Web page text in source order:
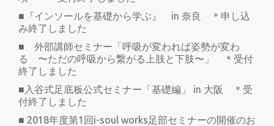
■『インソールを基礎から学ぶ』 in 奈良 ＊申し込
み終了しました
■ 外部講師セミナー「呼吸が変われば姿勢が変わ
る 〜ただの呼吸から繋がる上肢と下肢〜」 ＊受付
終了しました
■入谷式足底板公式セミナー「基礎編」 in 大阪 ＊受
付終了しました
■ 2018年度第1回i-soul works足部セミナーの開催のお